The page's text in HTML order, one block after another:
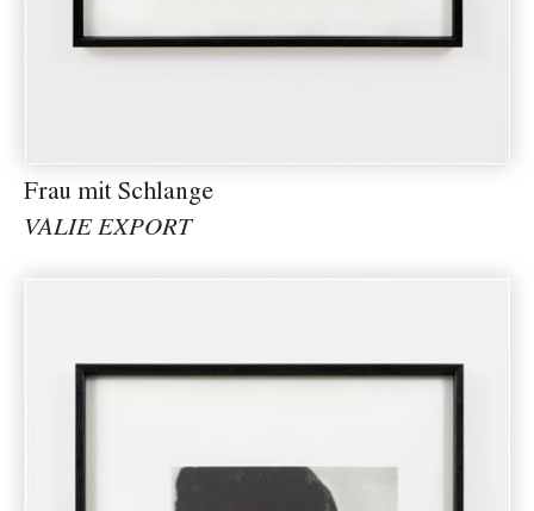
Frau mit Schlange
VALIE EXPORT